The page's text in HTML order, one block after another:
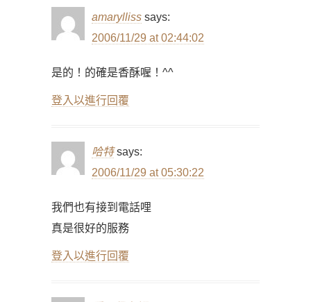
amarylliss says:
2006/11/29 at 02:44:02
是的！的確是香酥喔！^^
登入以進行回覆
哈特 says:
2006/11/29 at 05:30:22
我們也有接到電話哩
真是很好的服務
登入以進行回覆